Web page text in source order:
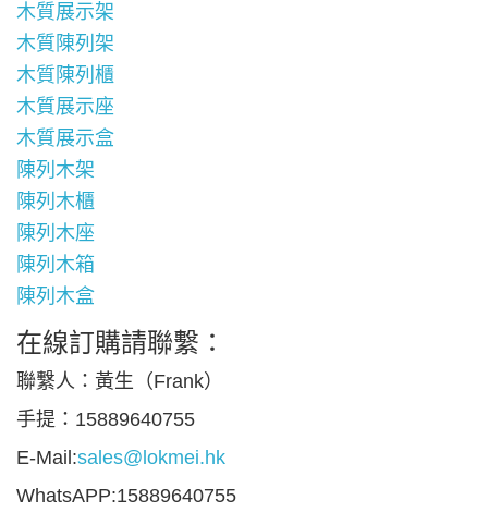
木質展示架
木質陳列架
木質陳列櫃
木質展示座
木質展示盒
陳列木架
陳列木櫃
陳列木座
陳列木箱
陳列木盒
在線訂購請聯繫：
聯繫人：黃生（Frank）
手提：15889640755
E-Mail:sales@lokmei.hk
WhatsAPP:15889640755